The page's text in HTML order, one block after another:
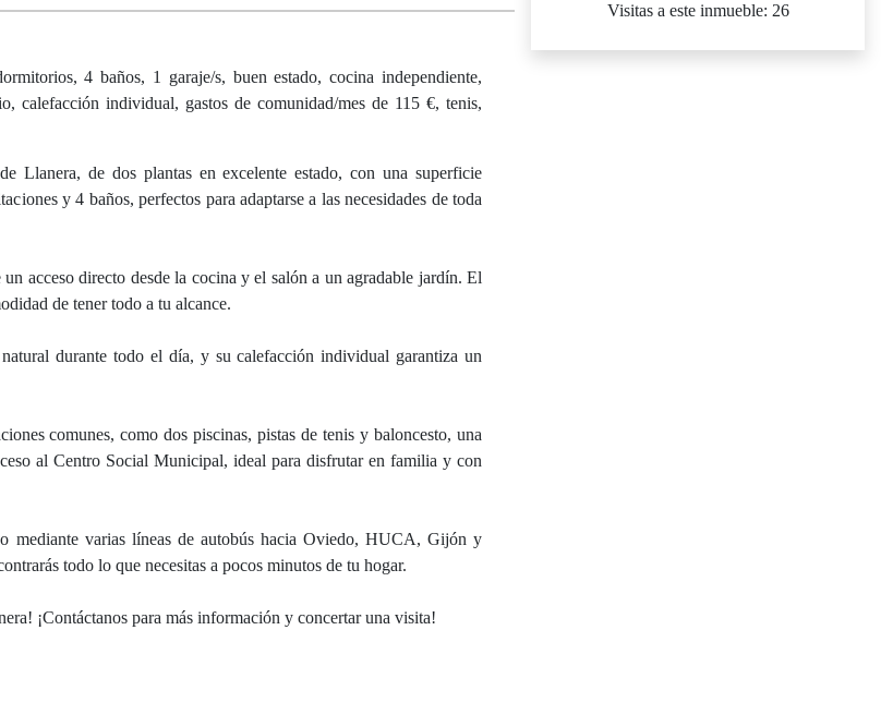
4 baños, 1 garaje/s, buen estado, cocina independiente,
calefacción individual, gastos de comunidad/mes de 115 €, tenis,
Llanera, de dos plantas en excelente estado, con una superficie
y 4 baños, perfectos para adaptarse a las necesidades de toda
acceso directo desde la cocina y el salón a un agradable jardín. El
de tener todo a tu alcance.
durante todo el día, y su calefacción individual garantiza un
comunes, como dos piscinas, pistas de tenis y baloncesto, una
al Centro Social Municipal, ideal para disfrutar en familia y con
mediante varias líneas de autobús hacia Oviedo, HUCA, Gijón y
todo lo que necesitas a pocos minutos de tu hogar.
¡Contáctanos para más información y concertar una visita!
Visitas a este inmueble: 26